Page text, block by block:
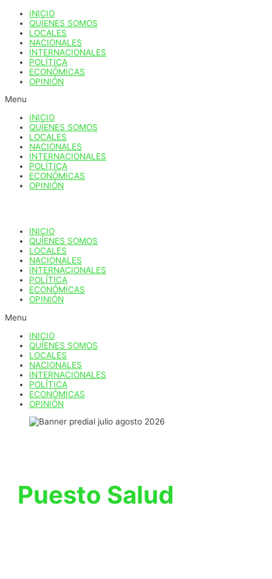
contenido
INICIO
QUÍENES SOMOS
LOCALES
NACIONALES
INTERNACIONALES
POLÍTICA
ECONÓMICAS
OPINIÓN
Menu
INICIO
QUÍENES SOMOS
LOCALES
NACIONALES
INTERNACIONALES
POLÍTICA
ECONÓMICAS
OPINIÓN
INICIO
QUÍENES SOMOS
LOCALES
NACIONALES
INTERNACIONALES
POLÍTICA
ECONÓMICAS
OPINIÓN
Menu
INICIO
QUÍENES SOMOS
LOCALES
NACIONALES
INTERNACIONALES
POLÍTICA
ECONÓMICAS
OPINIÓN
Puesto Salud